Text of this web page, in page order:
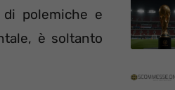
polemiche e
è soltanto